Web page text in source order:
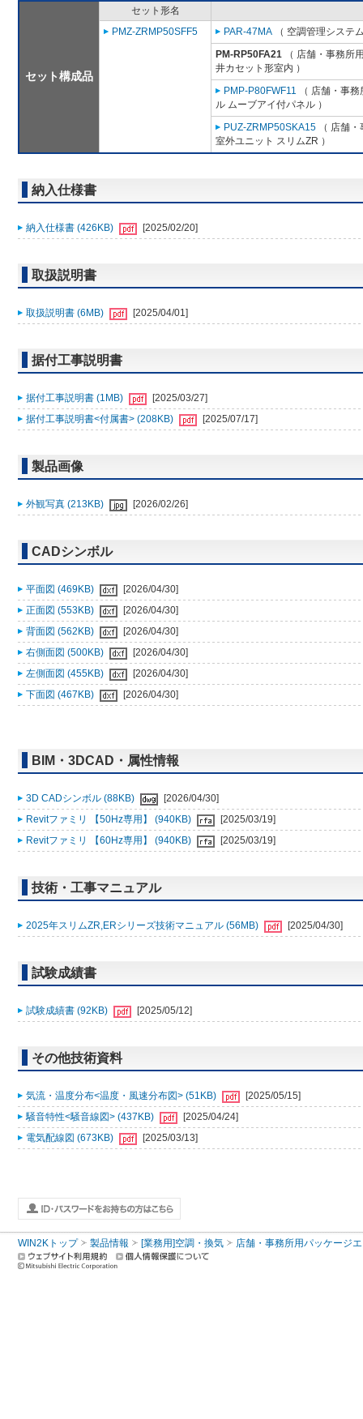
セット構成品
セット形名
PMZ-ZRMP50SFF5
PAR-47MA （ 空調管理システ
PM-RP50FA21 （ 店舗・事務所
井カセット形室内 ）
PMP-P80FWF11 （ 店舗・事
ル ムーブアイ付パネル ）
PUZ-ZRMP50SKA15 （ 店舗
室外ユニット スリムZR ）
納入仕様書
納入仕様書 (426KB) [2025/02/20]
取扱説明書
取扱説明書 (6MB) [2025/04/01]
据付工事説明書
据付工事説明書 (1MB)
[2025/03/27]
据付工事説明書<付属書> (208KB)
[2025/07/17]
製品画像
外観写真 (213KB) [2026/02/26]
CADシンボル
平面図 (469KB)
[2026/04/30]
正面図 (553KB)
[2026/04/30]
背面図 (562KB)
[2026/04/30]
右側面図 (500KB)
[2026/04/30]
左側面図 (455KB)
[2026/04/30]
下面図 (467KB)
[2026/04/30]
BIM・3DCAD・属性情報
3D CADシンボル (88KB)
[2026/04/30]
Revitファミリ 【50Hz専用】 (940KB)
[2025/03/19]
Revitファミリ 【60Hz専用】 (940KB)
[2025/03/19]
技術・工事マニュアル
2025年スリムZR,ERシリーズ技術マニュアル (56MB) [2025/04/30]
試験成績書
試験成績書 (92KB) [2025/05/12]
その他技術資料
気流・温度分布<温度・風速分布図> (51KB)
[2025/05/15]
騒音特性<騒音線図> (437KB)
[2025/04/24]
電気配線図 (673KB)
[2025/03/13]
WIN2Kトップ 製品情報 [業務用]空調・換気 店舗・事務所用パッケージ